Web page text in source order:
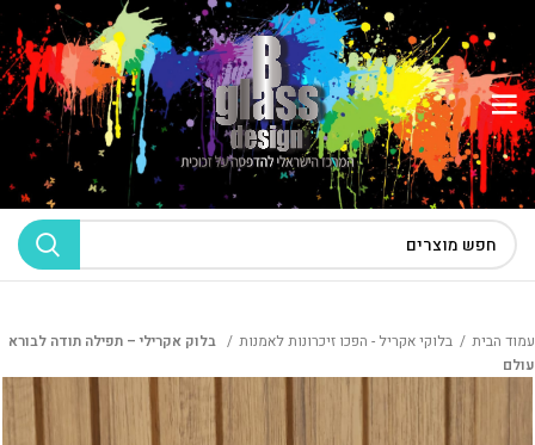
עמוד הבית בלוקי אקריל - הפכו זיכרונות לאמנות
בלוק אקרילי – תפילה תודה לבורא
עולם